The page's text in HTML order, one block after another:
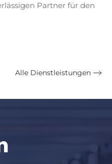
Partner für den
Alle Dienstleistungen